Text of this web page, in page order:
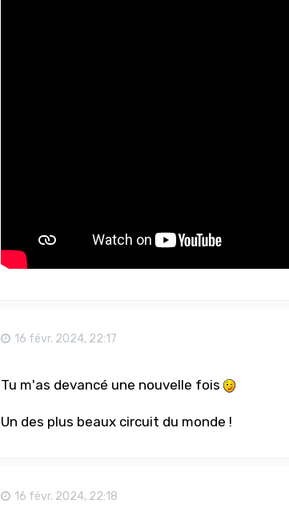
16 févr. 2024, 22:17
Tu m'as devancé une nouvelle fois
Un des plus beaux circuit du monde !
16 févr. 2024, 22:18